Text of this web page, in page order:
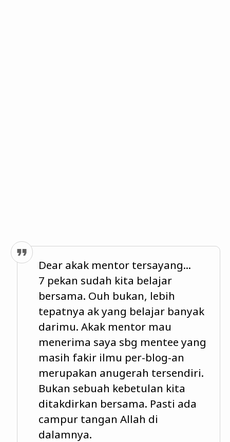
Dear akak mentor tersayang...
7 pekan sudah kita belajar
bersama. Ouh bukan, lebih
tepatnya ak yang belajar banyak
darimu. Akak mentor mau
menerima saya sbg mentee yang
masih fakir ilmu per-blog-an
merupakan anugerah tersendiri.
Bukan sebuah kebetulan kita
ditakdirkan bersama. Pasti ada
campur tangan Allah di
dalamnya.